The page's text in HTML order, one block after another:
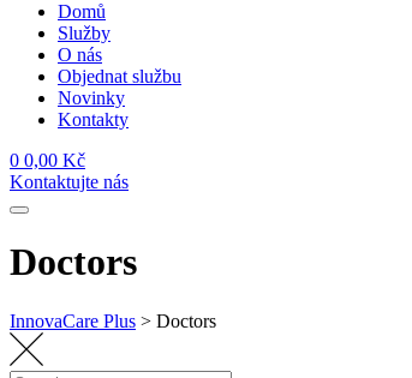
Domů
Služby
O nás
Objednat službu
Novinky
Kontakty
0 0,00 Kč
Kontaktujte nás
Doctors
InnovaCare Plus > Doctors